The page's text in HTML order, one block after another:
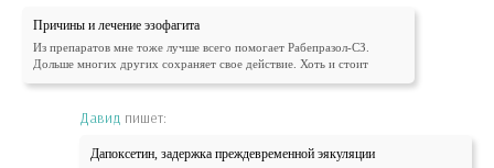
Причины и лечение эзофагита
Из препаратов мне тоже лучше всего помогает Рабепразол-СЗ.
Дольше многих других сохраняет свое действие. Хоть и стоит
Давид пишет:
Дапоксетин, задержка преждевременной эякуляции